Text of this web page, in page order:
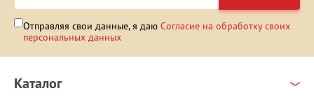
Отправляя свои данные, я даю Согласие на обработку своих
персональных данных
Каталог